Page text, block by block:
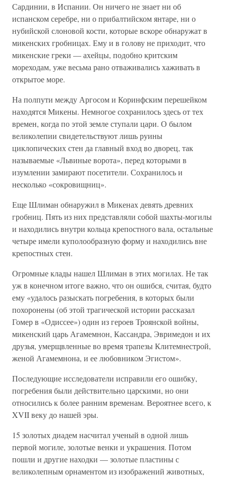
Сардинии, в Испании. Он ничего не знает ни об
испанском серебре, ни о прибалтийском янтаре, ни о
нубийской слоновой кости, которые вскоре обнаружат в
микенских гробницах. Ему и в голову не приходит, что
микенские греки — ахейцы, подобно критским
мореходам, уже весьма рано отваживались хаживать в
открытое море.
На полпути между Аргосом и Коринфским перешейком
находятся Микены. Немногое сохранилось здесь от тех
времен, когда по этой земле ступали цари. О былом
великолепии свидетельствуют лишь руины
циклопических стен да главный вход во дворец, так
называемые «Львиные ворота», перед которыми в
изумлении замирают посетители. Сохранилось и
несколько «сокровищниц».
Еще Шлиман обнаружил в Микенах девять древних
гробниц. Пять из них представляли собой шахты-могилы
и находились внутри кольца крепостного вала, остальные
четыре имели куполообразную форму и находились вне
крепостных стен.
Огромные клады нашел Шлиман в этих могилах. Не так
уж в конечном итоге важно, что он ошибся, считая, будто
ему «удалось разыскать погребения, в которых были
похоронены (об этой трагической истории рассказал
Гомер в «Одиссее») один из героев Троянской войны,
микенский царь Агамемнон, Кассандра, Эвримедон и их
друзья, умерщвленные во время трапезы Клитемнестрой,
женой Агамемнона, и ее любовником Эгистом».
Последующие исследователи исправили его ошибку,
погребения были действительно царскими, но они
относились к более ранним временам. Вероятнее всего, к
XVII веку до нашей эры.
15 золотых диадем насчитал ученый в одной лишь
первой могиле, золотые венки и украшения. Потом
пошли и другие находки — золотые пластины с
великолепным орнаментом из изображений животных,